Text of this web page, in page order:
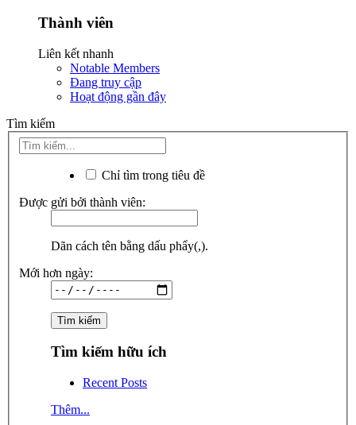
Thành viên
Liên kết nhanh
Notable Members
Đang truy cập
Hoạt động gần đây
Tìm kiếm
Chỉ tìm trong tiêu đề
Được gửi bởi thành viên:
Dãn cách tên bằng dấu phẩy(,).
Mới hơn ngày:
Tìm kiếm hữu ích
Recent Posts
Thêm...